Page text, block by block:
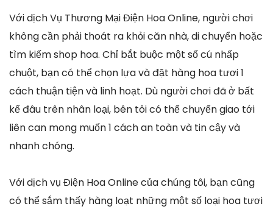
Với dịch Vụ Thương Mại Điện Hoa Online, người chơi
không cần phải thoát ra khỏi căn nhà, di chuyển hoặc
tìm kiếm shop hoa. Chỉ bắt buộc một số cú nhấp
chuột, bạn có thể chọn lựa và đặt hàng hoa tươi 1
cách thuận tiện và linh hoạt. Dù người chơi đã ở bất
kể đâu trên nhân loại, bên tôi có thể chuyển giao tới
liên can mong muốn 1 cách an toàn và tin cậy và
nhanh chóng.
Với dịch vụ Điện Hoa Online của chúng tôi, bạn cũng
có thể sắm thấy hàng loạt những một số loại hoa tươi